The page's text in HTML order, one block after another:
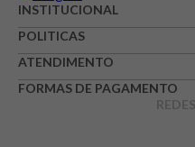
INSTITUCIONAL
POLITICAS
ATENDIMENTO
FORMAS DE PAGAMENTO